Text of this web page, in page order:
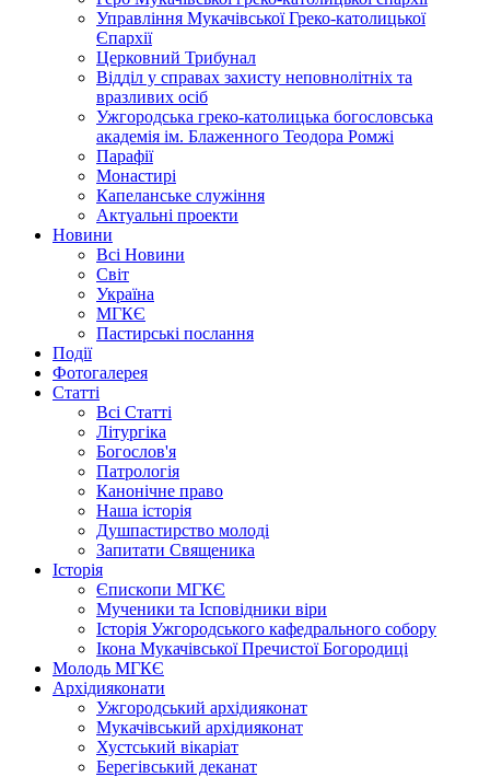
Управління Мукачівської Греко-католицької
Єпархії
Церковний Трибунал
Відділ у справах захисту неповнолітніх та
вразливих осіб
Ужгородська греко-католицька богословська
академія ім. Блаженного Теодора Ромжі
Парафії
Монастирі
Капеланське служіння
Актуальні проекти
Новини
Всі Новини
Світ
Україна
МГКЄ
Пастирські послання
Події
Фотогалерея
Статті
Всі Статті
Літургіка
Богослов'я
Патрологія
Канонічне право
Наша історія
Душпастирство молоді
Запитати Священика
Історія
Єпископи МГКЄ
Мученики та Ісповідники віри
Історія Ужгородського кафедрального собору
Ікона Мукачівської Пречистої Богородиці
Молодь МГКЄ
Архідияконати
Ужгородський архідияконат
Мукачівський архідияконат
Хустський вікаріат
Берегівський деканат